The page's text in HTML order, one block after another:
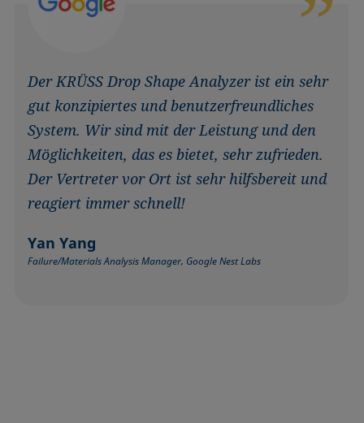
Der KRÜSS Drop Shape Analyzer ist ein sehr
gut konzipiertes und benutzerfreundliches
System. Wir sind mit der Leistung und den
Möglichkeiten, das es bietet, sehr zufrieden.
Der Vertreter vor Ort ist sehr hilfsbereit und
reagiert immer schnell!
Yan Yang
Failure/Materials Analysis Manager, Google Nest Labs